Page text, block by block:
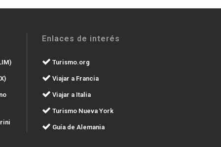
Enlaces de interés
Turismo.org
Viajar a Francia
Viajar a Italia
Turismo Nueva York
Guía de Alemania